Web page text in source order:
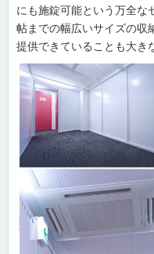
にも施錠可能という万全な
帖までの幅広いサイズの収
提供できていることも大き